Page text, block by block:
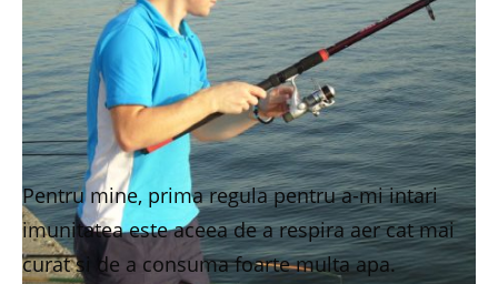
Pentru mine, prima regula pentru a-mi intari
imunitatea este aceea de a respira aer cat mai
curat si de a consuma foarte multa apa.